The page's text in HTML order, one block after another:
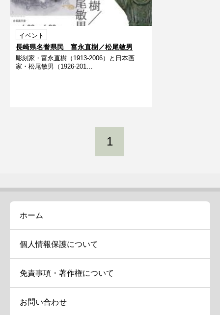
イベント
長崎県名誉県民 富永直樹／松尾敏男
彫刻家・富永直樹（1913-2006）と日本画
家・松尾敏男（1926-201…
1
ホーム
個人情報保護について
免責事項・著作権について
お問い合わせ